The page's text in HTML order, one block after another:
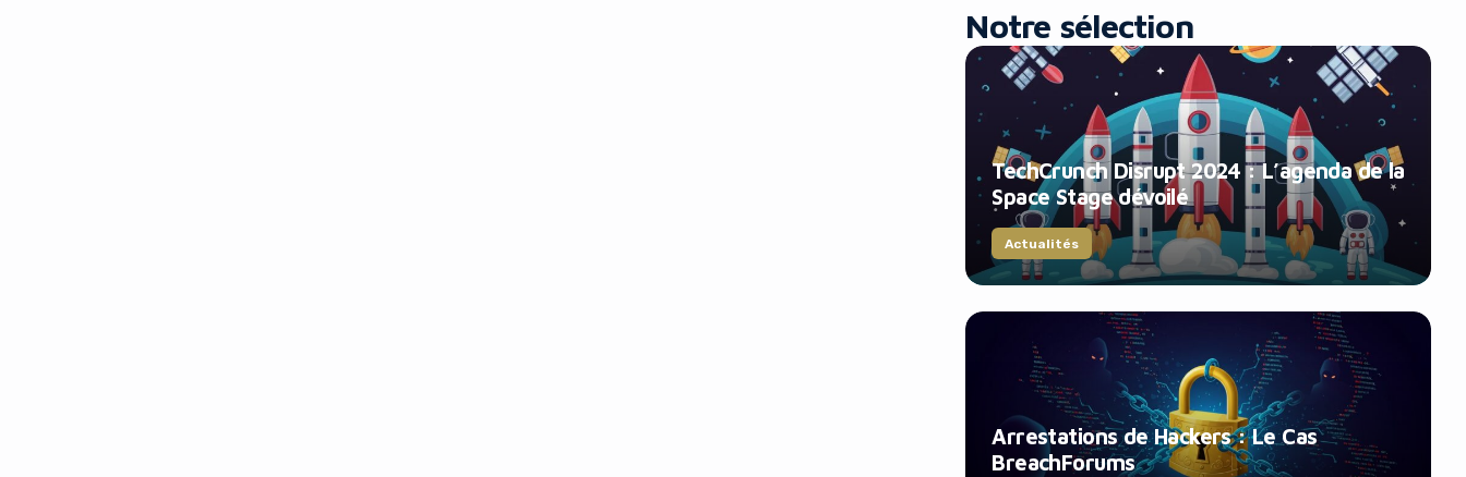
Notre sélection
TechCrunch Disrupt 2024 : L’agenda de la
Space Stage dévoilé
Actualités
Arrestations de Hackers : Le Cas
BreachForums